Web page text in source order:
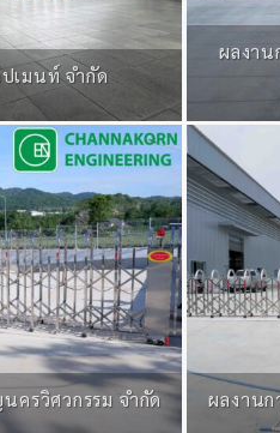
เมนท์ จำกัด
ผลงา
ครวิศวกรรม จำกัด ผลงานก